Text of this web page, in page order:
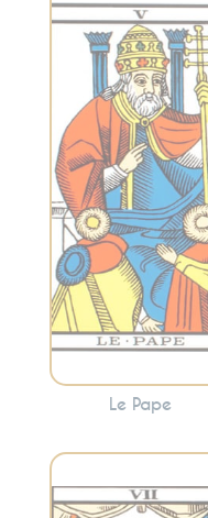
Incarne la
tradition, la
spiritualité et
l’enseignement.
Cette carte peut
signaler la
recherche de
conseils spirituels
ou la nécessité de
suivre des normes
établies.
Le Pape